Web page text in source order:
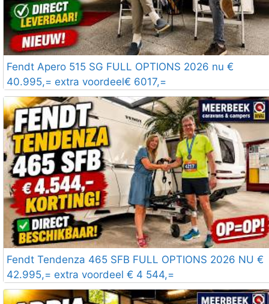
Fendt Apero 515 SG FULL OPTIONS 2026 nu €
40.995,= extra voordeel€ 6017,=
Fendt Tendenza 465 SFB FULL OPTIONS 2026 NU €
42.995,= extra voordeel € 4 544,=